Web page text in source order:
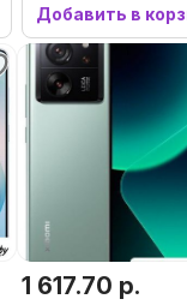
Добавить в
1 617.70 р.